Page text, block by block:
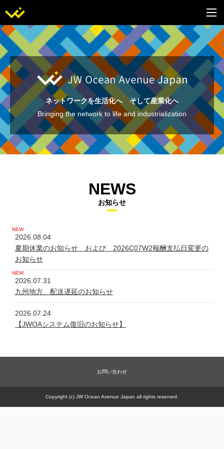
ネットワークを生活化へ そして産業化へ
Bringing the network to life and industrialization
NEWS
お知らせ
2026.08.04
夏期休業のお知らせ および 2026C07W2報酬支払日変更の
お知らせ
2026.07.31
九州地方、配送遅延のお知らせ
2026.07.24
【JWOAシステム復旧のお知らせ】
システム不具合について
新規商品【太古の甕 細胞浴サロン営業権】販売一時休止の件
お問い合わせ
Copyright (c) JW Ocean Avenue Japan all rights reserved.